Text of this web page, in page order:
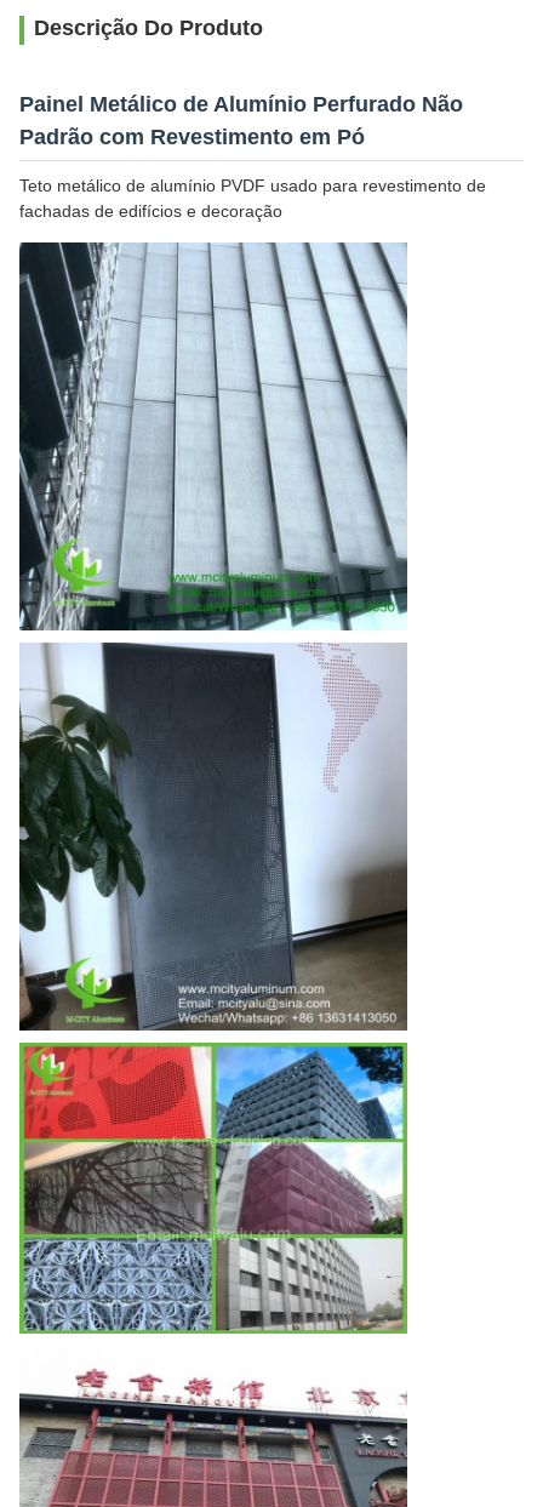
Descrição Do Produto
Painel Metálico de Alumínio Perfurado Não
Padrão com Revestimento em Pó
Teto metálico de alumínio PVDF usado para revestimento de
fachadas de edifícios e decoração